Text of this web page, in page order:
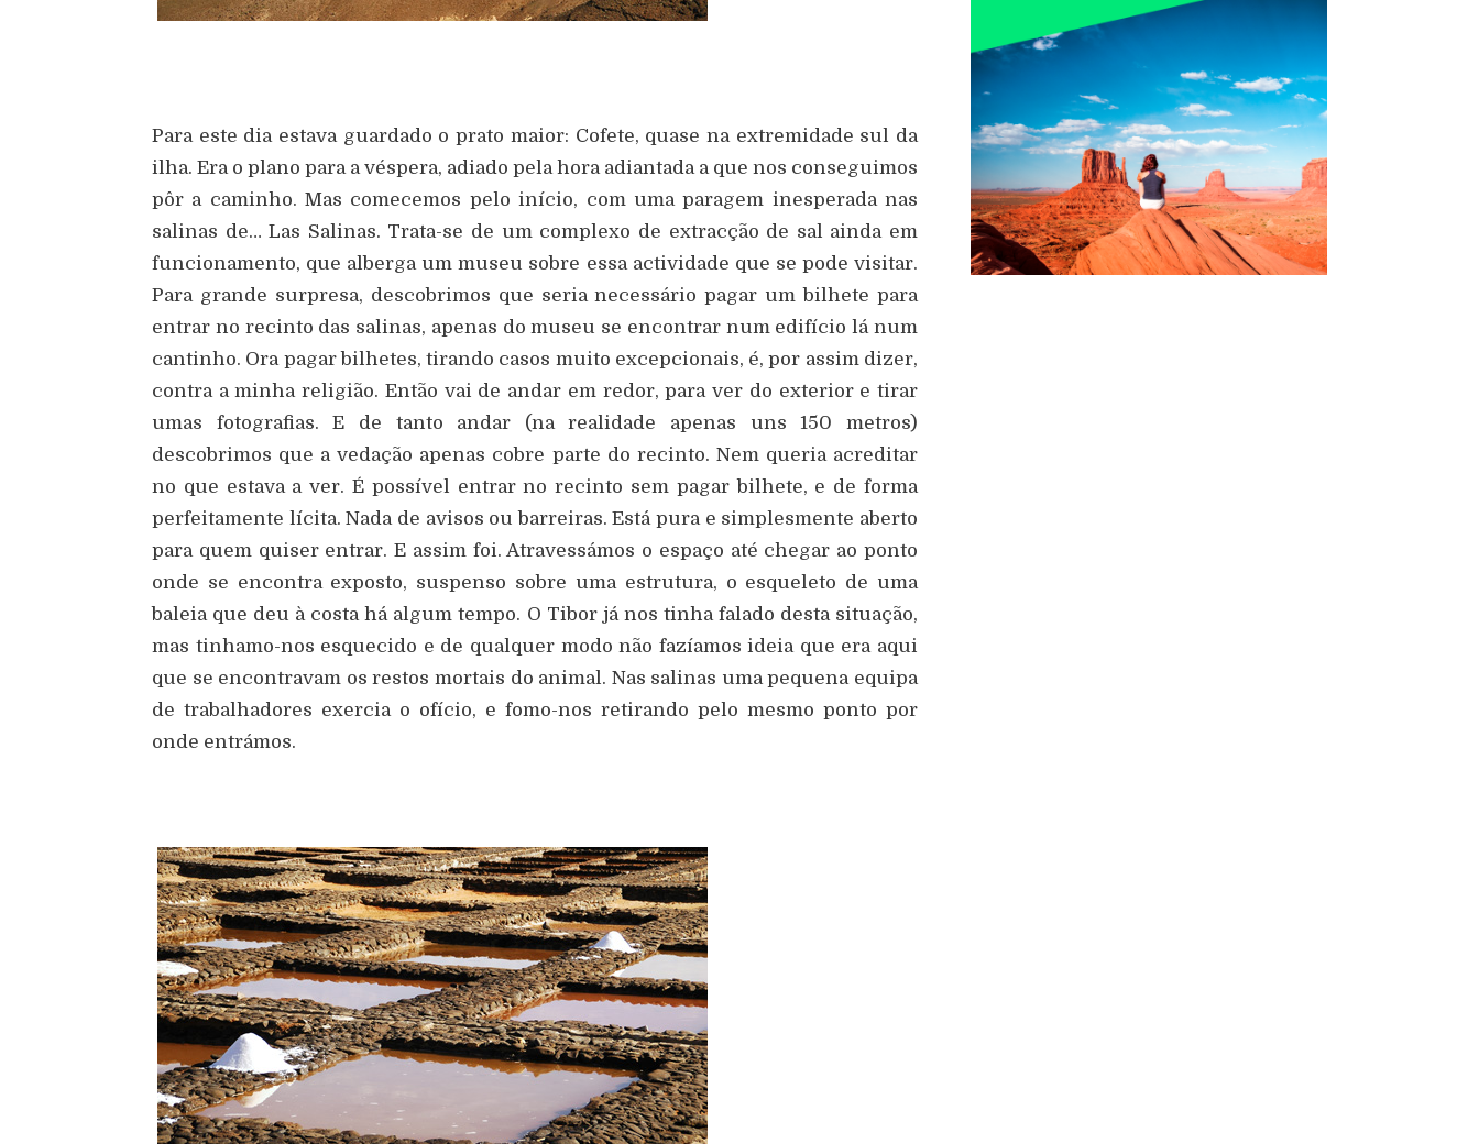
Para este dia estava guardado o prato maior: Cofete, quase na extremidade sul da
ilha. Era o plano para a véspera, adiado pela hora adiantada a que nos conseguimos
pôr a caminho. Mas comecemos pelo início, com uma paragem inesperada nas
salinas de… Las Salinas. Trata-se de um complexo de extracção de sal ainda em
funcionamento, que alberga um museu sobre essa actividade que se pode visitar.
Para grande surpresa, descobrimos que seria necessário pagar um bilhete para
entrar no recinto das salinas, apenas do museu se encontrar num edifício lá num
cantinho. Ora pagar bilhetes, tirando casos muito excepcionais, é, por assim dizer,
contra a minha religião. Então vai de andar em redor, para ver do exterior e tirar
umas fotografias. E de tanto andar (na realidade apenas uns 150 metros)
descobrimos que a vedação apenas cobre parte do recinto. Nem queria acreditar
no que estava a ver. É possível entrar no recinto sem pagar bilhete, e de forma
perfeitamente lícita. Nada de avisos ou barreiras. Está pura e simplesmente aberto
para quem quiser entrar. E assim foi. Atravessámos o espaço até chegar ao ponto
onde se encontra exposto, suspenso sobre uma estrutura, o esqueleto de uma
baleia que deu à costa há algum tempo. O Tibor já nos tinha falado desta situação,
mas tinhamo-nos esquecido e de qualquer modo não fazíamos ideia que era aqui
que se encontravam os restos mortais do animal. Nas salinas uma pequena equipa
de trabalhadores exercia o ofício, e fomo-nos retirando pelo mesmo ponto por
onde entrámos.